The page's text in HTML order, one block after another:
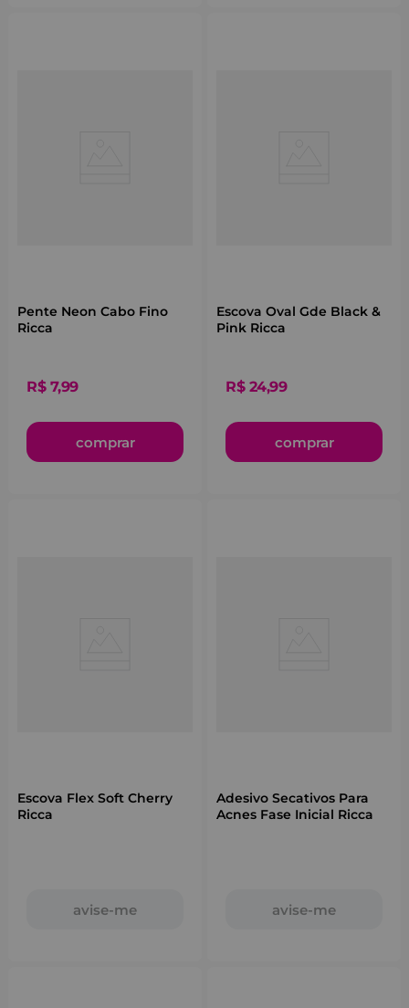
Pente Neon Cabo Fino
Ricca
R$ 7,99
comprar
Escova Oval Gde Black &
Pink Ricca
R$ 24,99
comprar
Escova Flex Soft Cherry
Ricca
avise-me
Adesivo Secativos Para
Acnes Fase Inicial Ricca
avise-me